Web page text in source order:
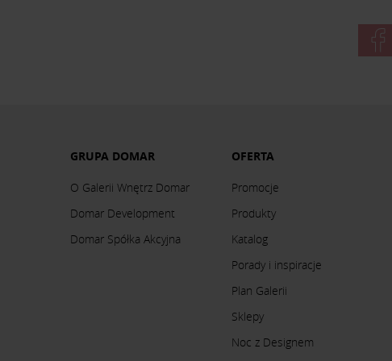
GRUPA DOMAR
O Galerii Wnętrz Domar
Domar Development
Domar Spółka Akcyjna
OFERTA
Promocje
Produkty
Katalog
Porady i inspiracje
Plan Galerii
Sklepy
Noc z Designem